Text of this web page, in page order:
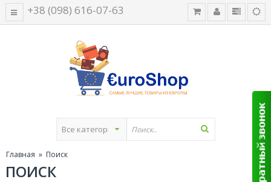
+38 (098) 616-07-63
Главная » Поиск
ПОИСК